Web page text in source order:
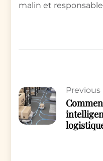
malin et
Previous